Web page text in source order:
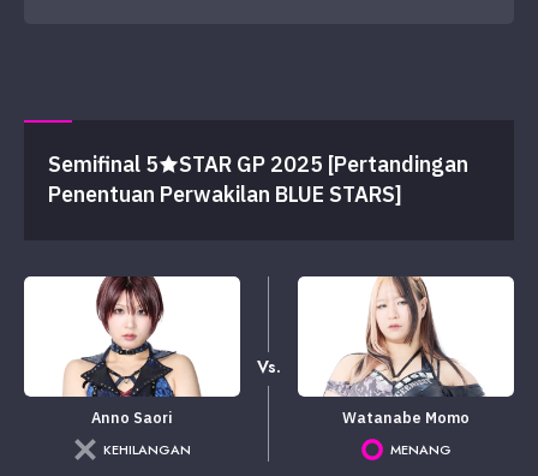
Semifinal 5★STAR GP 2025 [Pertandingan
Penentuan Perwakilan BLUE STARS]
Anno Saori
KEHILANGAN
Vs.
Watanabe Momo
MENANG